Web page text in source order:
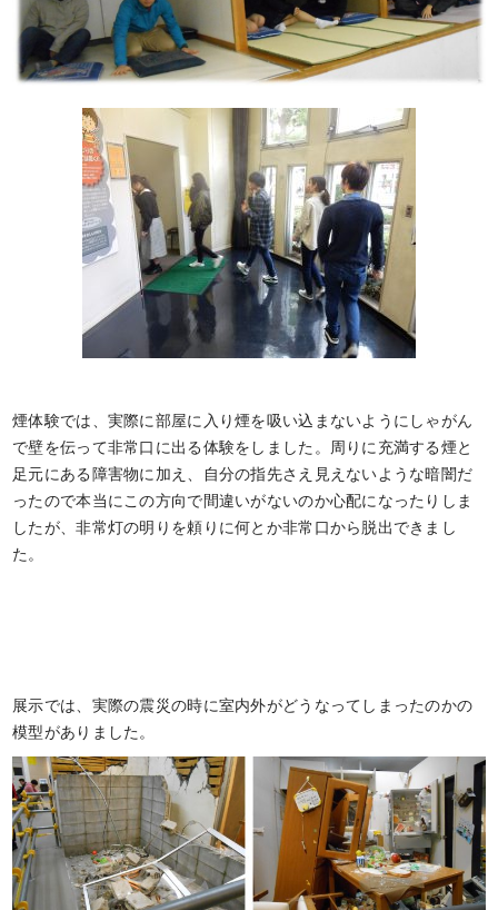
煙体験では、実際に部屋に入り煙を吸い込まないようにしゃがん
で壁を伝って非常口に出る体験をしました。周りに充満する煙と
足元にある障害物に加え、自分の指先さえ見えないような暗闇だ
ったので本当にこの方向で間違いがないのか心配になったりしま
したが、非常灯の明りを頼りに何とか非常口から脱出できまし
た。
展示では、実際の震災の時に室内外がどうなってしまったのかの
模型がありました。